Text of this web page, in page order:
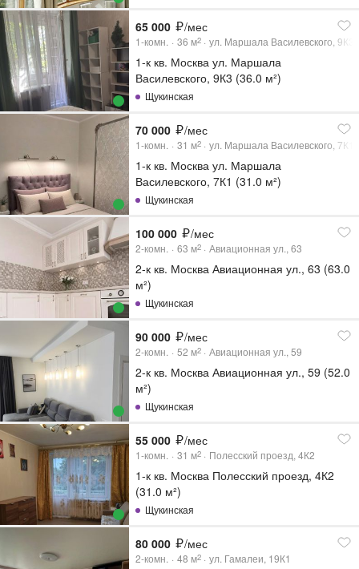
65 000 /мес
1-комн. 36 м2 ул. Маршала Василевского, 9К3
1-к кв. Москва ул. Маршала
Василевского, 9К3 (36.0 м²)
Щукинская
70 000 /мес
1-комн. 31 м2 ул. Маршала Василевского, 7К1
1-к кв. Москва ул. Маршала
Василевского, 7К1 (31.0 м²)
Щукинская
100 000 /мес
2-комн. 63 м2 Авиационная ул., 63
2-к кв. Москва Авиационная ул., 63 (63.0
м²)
Щукинская
90 000 /мес
2-комн. 52 м2 Авиационная ул., 59
2-к кв. Москва Авиационная ул., 59 (52.0
м²)
Щукинская
55 000 /мес
1-комн. 31 м2 Полесский проезд, 4К2
1-к кв. Москва Полесский проезд, 4К2
(31.0 м²)
Щукинская
80 000 /мес
2-комн. 48 м2 ул. Гамалеи, 19К1